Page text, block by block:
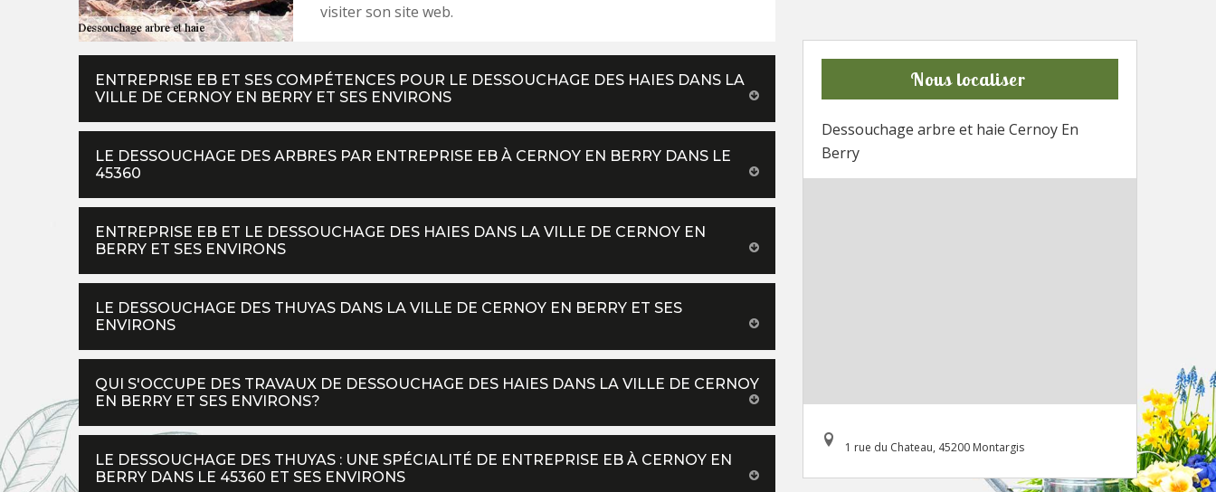
visiter son site web.
ENTREPRISE EB ET SES COMPÉTENCES POUR LE DESSOUCHAGE DES HAIES DANS LA
VILLE DE CERNOY EN BERRY ET SES ENVIRONS
LE DESSOUCHAGE DES ARBRES PAR ENTREPRISE EB À CERNOY EN BERRY DANS LE
45360
ENTREPRISE EB ET LE DESSOUCHAGE DES HAIES DANS LA VILLE DE CERNOY EN
BERRY ET SES ENVIRONS
LE DESSOUCHAGE DES THUYAS DANS LA VILLE DE CERNOY EN BERRY ET SES
ENVIRONS
QUI S'OCCUPE DES TRAVAUX DE DESSOUCHAGE DES HAIES DANS LA VILLE DE CERNOY
EN BERRY ET SES ENVIRONS?
LE DESSOUCHAGE DES THUYAS : UNE SPÉCIALITÉ DE ENTREPRISE EB À CERNOY EN
BERRY DANS LE 45360 ET SES ENVIRONS
Nous localiser
Dessouchage arbre et haie Cernoy En
Berry
1 rue du Chateau, 45200 Montargis